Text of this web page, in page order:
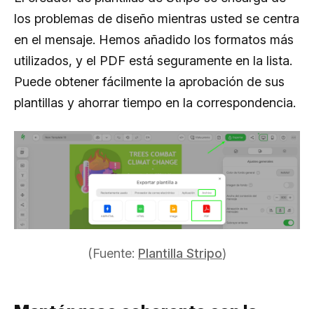
los problemas de diseño mientras usted se centra
en el mensaje. Hemos añadido los formatos más
utilizados, y el PDF está seguramente en la lista.
Puede obtener fácilmente la aprobación de sus
plantillas y ahorrar tiempo en la correspondencia.
(Fuente: Plantilla Stripo)